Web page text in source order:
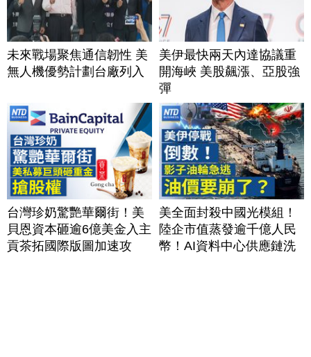
未來戰場聚焦通信韌性 美
無人機優勢計劃台廠列入
美伊最快兩天內達協議重
開海峽 美股飆漲、亞股強
彈
台灣珍奶驚艷華爾街！美
貝恩資本砸逾6億美金入主
貢茶拓國際版圖加速攻
美全面封殺中國光模組！
陸企市值蒸發逾千億人民
幣！AI資料中心供應鏈洗